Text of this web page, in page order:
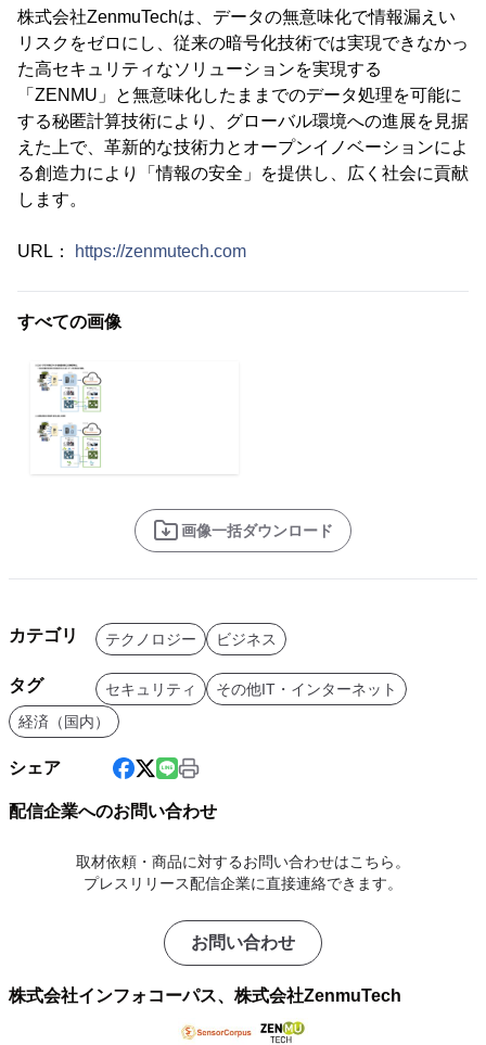
株式会社ZenmuTechは、データの無意味化で情報漏えい
リスクをゼロにし、従来の暗号化技術では実現できなかっ
た高セキュリティなソリューションを実現する
「ZENMU」と無意味化したままでのデータ処理を可能に
する秘匿計算技術により、グローバル環境への進展を見据
えた上で、革新的な技術力とオープンイノベーションによ
る創造力により「情報の安全」を提供し、広く社会に貢献
します。
URL： https://zenmutech.com
すべての画像
画像一括ダウンロード
カテゴリ テクノロジー ビジネス
タグ セキュリティ
その他IT・インターネット
経済（国内）
シェア
配信企業へのお問い合わせ
取材依頼・商品に対するお問い合わせはこちら。
プレスリリース配信企業に直接連絡できます。
お問い合わせ
株式会社インフォコーパス、株式会社ZenmuTech